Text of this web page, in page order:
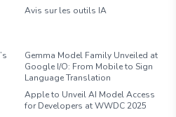
Avis sur les outils IA
Gemma Model Family Unveiled at
Google I/O: From Mobile to Sign
Language Translation
Apple to Unveil AI Model Access
for Developers at WWDC 2025